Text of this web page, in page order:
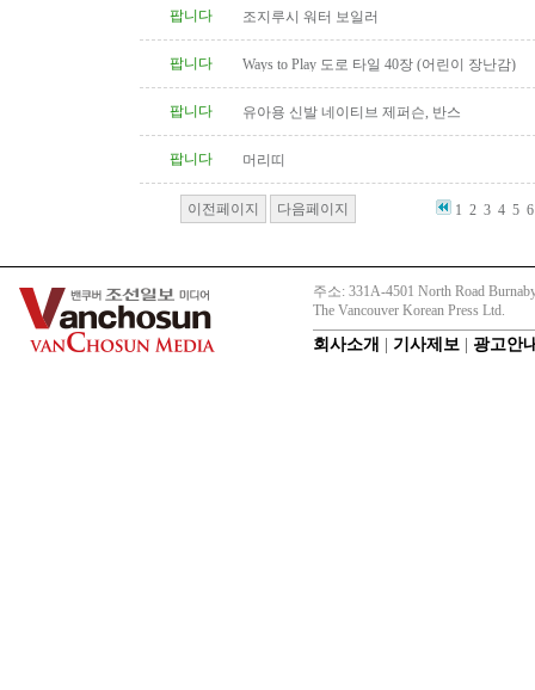
팝니다 조지루시 워터 보일러
팝니다 Ways to Play 도로 타일 40장 (어린이 장난감)
팝니다 유아용 신발 네이티브 제퍼슨, 반스
팝니다 머리띠
이전페이지 다음페이지 1 2 3 4 5 6
주소: 331A-4501 North Road
The Vancouver Korean Press Ltd.
회사소개 기사제보 광고안